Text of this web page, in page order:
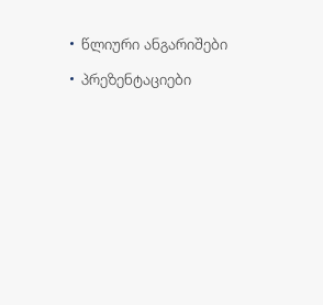
წლიური ანგარიშები
პრეზენტაციები